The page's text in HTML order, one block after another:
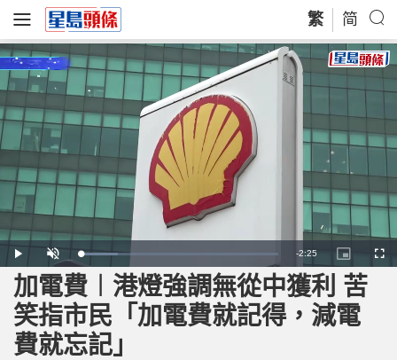
繁 简
P
l
a
y
U
n
m
u
t
L
o
a
:
1
9
.
3
4
R
e
-2:25
P
i
c
t
r
e
-
F
u
加電費︱港燈強調無從中獲利 苦
笑指市民「加電費就記得，減電
費就忘記」